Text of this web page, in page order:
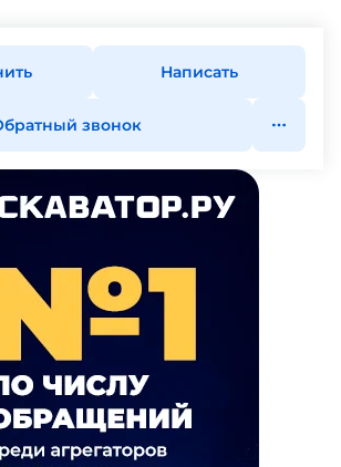
Написать
звонок